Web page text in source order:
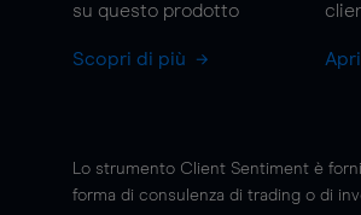
su questo prodotto
Scopri di più
Lo strumento Client Sentiment è
forma di consulenza di trading o di